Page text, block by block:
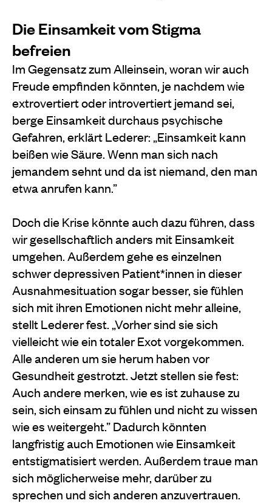
Die Einsamkeit vom Stigma
befreien
Im Gegensatz zum Alleinsein, woran wir auch
Freude empfinden könnten, je nachdem wie
extrovertiert oder introvertiert jemand sei,
berge Einsamkeit durchaus psychische
Gefahren, erklärt Lederer: „Einsamkeit kann
beißen wie Säure. Wenn man sich nach
jemandem sehnt und da ist niemand, den man
etwa anrufen kann.”
Doch die Krise könnte auch dazu führen, dass
wir gesellschaftlich anders mit Einsamkeit
umgehen. Außerdem gehe es einzelnen
schwer depressiven Patient*innen in dieser
Ausnahmesituation sogar besser, sie fühlen
sich mit ihren Emotionen nicht mehr alleine,
stellt Lederer fest. „Vorher sind sie sich
vielleicht wie ein totaler Exot vorgekommen.
Alle anderen um sie herum haben vor
Gesundheit gestrotzt. Jetzt stellen sie fest:
Auch andere merken, wie es ist zuhause zu
sein, sich einsam zu fühlen und nicht zu wissen
wie es weitergeht.” Dadurch könnten
langfristig auch Emotionen wie Einsamkeit
entstigmatisiert werden. Außerdem traue man
sich möglicherweise mehr, darüber zu
sprechen und sich anderen anzuvertrauen.